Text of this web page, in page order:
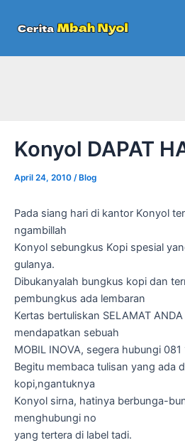
Konyol DAPAT
April 24, 2010 /Blog
Pada siang hari di kantor Konyol
ngambillah
Konyol sebungkus Kopi spesial
gulanya.
Dibukanyalah bungkus kopi dan
pembungkus ada lembaran
Kertas bertuliskan SELAMAT
mendapatkan sebuah
MOBIL INOVA, segera hubungi 081
Begitu membaca tulisan yang ada
kopi,ngantuknya
Konyol sirna, hatinya berbunga-
menghubungi no
yang tertera di label tadi.